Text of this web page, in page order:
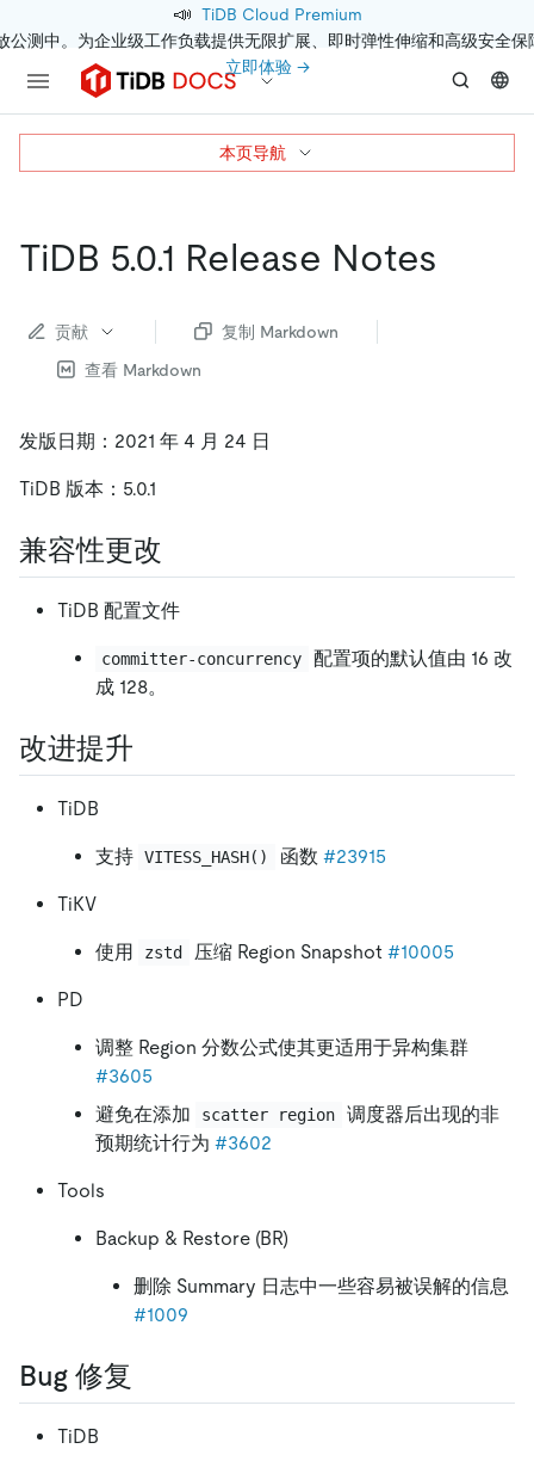
📣 TiDB Cloud Premium
公测中。为企业级工作负载提供无限扩展、即时弹性伸缩和高级安全保
立即体验 →
TiDB 5.0.1 Release Notes
贡献
复制 Markdown
查看 Markdown
发版日期：2021 年 4 月 24 日
TiDB 版本：5.0.1
兼容性更改
TiDB 配置文件
committer-concurrency
配置项的默认值由 16 改
成 128。
改进提升
TiDB
支持 VITESS_HASH() 函数 #23915
TiKV
使用 zstd 压缩 Region Snapshot #10005
PD
调整 Region 分数公式使其更适用于异构集群
#3605
避免在添加
scatter region
调度器后出现的非
预期统计行为 #3602
Tools
Backup & Restore (BR)
删除 Summary 日志中一些容易被误解的信息
#1009
Bug 修复
TiDB
本页导航